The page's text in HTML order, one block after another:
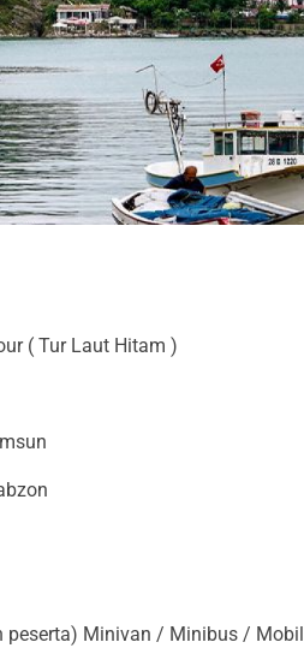
( Tur Laut Hitam )
peserta) Minivan / Minibus / Mobil